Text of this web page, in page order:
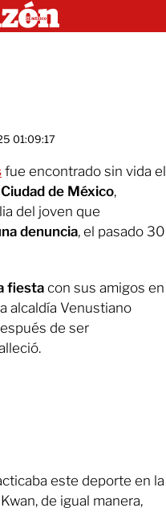
01:09:17
fue encontrado sin vida el
de México,
del joven que
denuncia, el pasado 30
fiesta con sus amigos en
alcaldía Venustiano
de ser
este deporte en la
de igual manera,